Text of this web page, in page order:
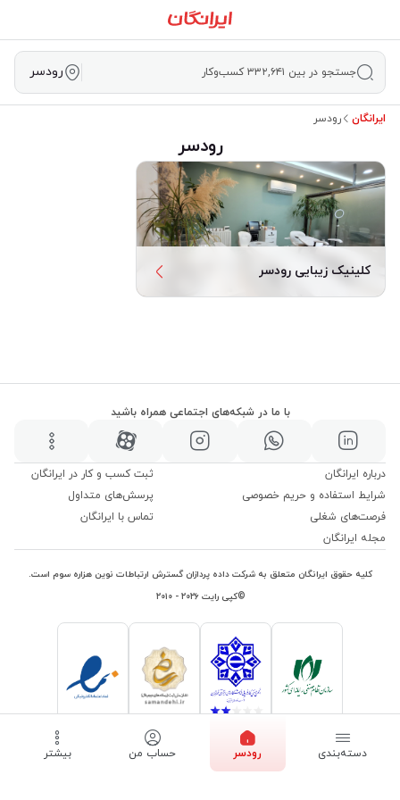
جستجو در بین ۳۳۲,۶۴۱ کسب‌وکار رودسر
ایرانگان رودسر
رودسر
کلینیک زیبایی رودسر
با ما در شبکه‌های اجتماعی همراه باشید
درباره ایرانگان
شرایط استفاده و حریم خصوصی
فرصت‌های شغلی
مجله ایرانگان
ثبت کسب و کار در ایرانگان
پرسش‌های متداول
تماس با ایرانگان
کلیه حقوق ایرانگان متعلق به شرکت داده پردازان گسترش ارتباطات نوین هزاره سوم است.
©کپی رایت ۲۰۲۶ - ۲۰۱۰
دسته‌بندی رودسر حساب من بیشتر